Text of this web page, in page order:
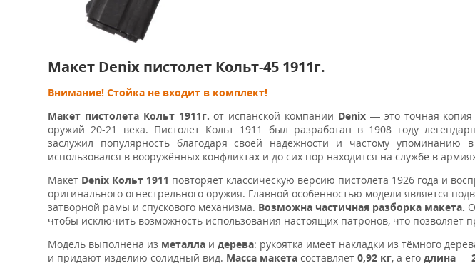
Макет Denix пистолет Кольт-45 1911г.
Внимание! Стойка не входит в комплект!
Макет пистолета Кольт 1911г. от испанской компании Denix — это точная копия
оружий 20-21 века. Пистолет Кольт 1911 был разработан в 1908 году
заслужил популярность благодаря своей надёжности и частому
использовался в вооружённых конфликтах и до сих пор находится на службе в
Макет Denix Кольт 1911 повторяет классическую версию пистолета 1926 года и
оригинального огнестрельного оружия. Главной особенностью модели является
затворной рамы и спускового механизма. Возможна частичная разборка макета.
чтобы исключить возможность использования настоящих патронов, что позволяет
Модель выполнена из металла и дерева: рукоятка имеет накладки из тёмного
и придают изделию солидный вид. Масса макета составляет 0,92 кг, а его длина —